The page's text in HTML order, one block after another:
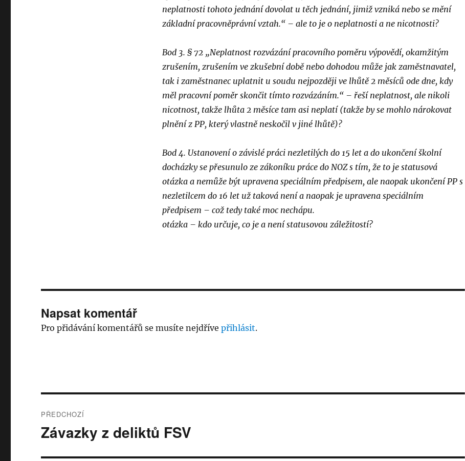
neplatnosti tohoto jednání dovolat u těch jednání, jimiž vzniká nebo se mění
základní pracovněprávní vztah.“ – ale to je o neplatnosti a ne nicotnosti?
Bod 3. § 72 „Neplatnost rozvázání pracovního poměru výpovědí, okamžitým
zrušením, zrušením ve zkušební době nebo dohodou může jak zaměstnavatel,
tak i zaměstnanec uplatnit u soudu nejpozději ve lhůtě 2 měsíců ode dne, kdy
měl pracovní poměr skončit tímto rozvázáním.“ – řeší neplatnost, ale nikoli
nicotnost, takže lhůta 2 měsíce tam asi neplatí (takže by se mohlo nárokovat
plnění z PP, který vlastně neskočil v jiné lhůtě)?
Bod 4. Ustanovení o závislé práci nezletilých do 15 let a do ukončení školní
docházky se přesunulo ze zákoníku práce do NOZ s tím, že to je statusová
otázka a nemůže být upravena speciálním předpisem, ale naopak ukončení PP s
nezletilcem do 16 let už taková není a naopak je upravena speciálním
předpisem – což tedy také moc nechápu.
otázka – kdo určuje, co je a není statusovou záležitostí?
Napsat komentář
Pro přidávání komentářů se musíte nejdřívepřihlásit.
pro
PŘEDCHOZÍ
Předchozí
Závazky z deliktů FSV